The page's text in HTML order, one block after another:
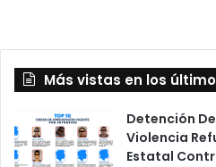
Más vistas en los
Detención
Violencia
Estatal